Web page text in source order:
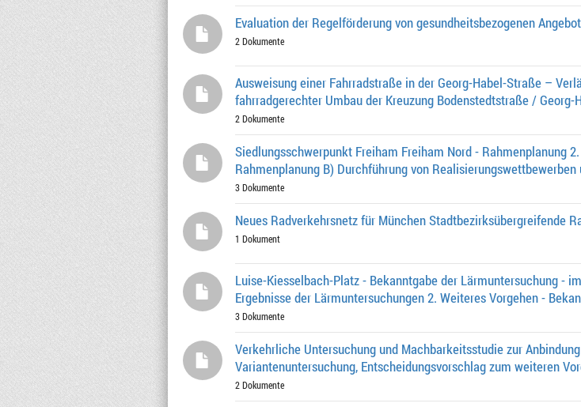
Evaluation der Regelförderung von gesundheitsbezogenen
2 Dokumente
Ausweisung einer Fahrradstraße in der Georg-Habel-Straße –
fahrradgerechter Umbau der Kreuzung Bodenstedtstraße / Georg-
2 Dokumente
Siedlungsschwerpunkt Freiham Freiham Nord - Rahmenplanung
Rahmenplanung B) Durchführung von
3 Dokumente
Neues Radverkehrsnetz für München Stadtbezirksübergreifende
1 Dokument
Luise-Kiesselbach-Platz - Bekanntgabe der Lärmuntersuchung -
Ergebnisse der Lärmuntersuchungen 2. Weiteres Vorgehen -
3 Dokumente
Verkehrliche Untersuchung und Machbarkeitsstudie zur
Variantenuntersuchung, Entscheidungsvorschlag zum weiteren
2 Dokumente